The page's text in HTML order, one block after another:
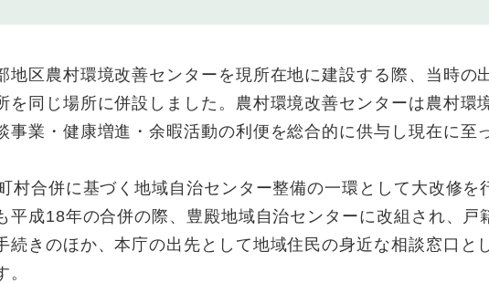
区農村環境改善センターを現所在地に建設する際、当時の
を同じ場所に併設しました。農村環境改善センターは農村環
事業・健康増進・余暇活動の利便を総合的に供与し現在に至
合併に基づく地域自治センター整備の一環として大改修を
平成18年の合併の際、豊殿地域自治センターに改組され、戸
続きのほか、本庁の出先として地域住民の身近な相談窓口と
。